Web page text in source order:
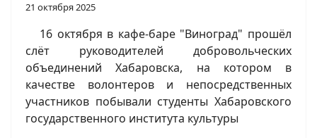
21 октября 2025
16 октября в кафе-баре "Виноград" прошёл
слёт руководителей добровольческих
объединений Хабаровска, на котором в
качестве волонтеров и непосредственных
участников побывали студенты Хабаровского
государственного института культуры